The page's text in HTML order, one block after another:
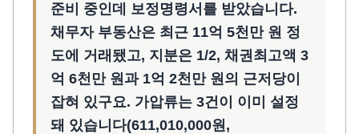
준비 중인데 보정명령서를 받았습니다.
채무자 부동산은 최근 11억 5천만 원 정
도에 거래됐고, 지분은 1/2, 채권최고액 3
억 6천만 원과 1억 2천만 원의 근저당이
잡혀 있구요. 가압류는 3건이 이미 설정
돼 있습니다(611,010,000원,